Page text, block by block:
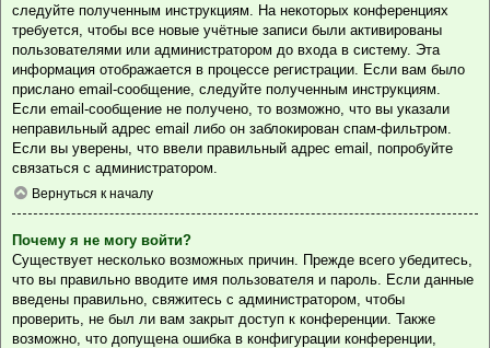
следуйте полученным инструкциям. На некоторых конференциях
требуется, чтобы все новые учётные записи были активированы
пользователями или администратором до входа в систему. Эта
информация отображается в процессе регистрации. Если вам было
прислано email-сообщение, следуйте полученным инструкциям.
Если email-сообщение не получено, то возможно, что вы указали
неправильный адрес email либо он заблокирован спам-фильтром.
Если вы уверены, что ввели правильный адрес email, попробуйте
связаться с администратором.
Вернуться к началу
Почему я не могу войти?
Существует несколько возможных причин. Прежде всего убедитесь,
что вы правильно вводите имя пользователя и пароль. Если данные
введены правильно, свяжитесь с администратором, чтобы
проверить, не был ли вам закрыт доступ к конференции. Также
возможно, что допущена ошибка в конфигурации конференции,